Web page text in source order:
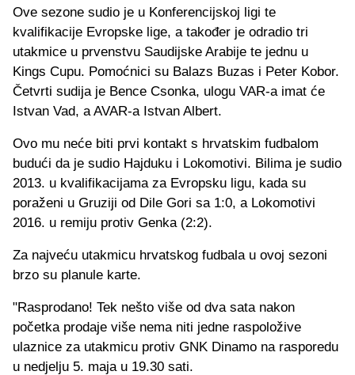
Ove sezone sudio je u Konferencijskoj ligi te
kvalifikacije Evropske lige, a također je odradio tri
utakmice u prvenstvu Saudijske Arabije te jednu u
Kings Cupu. Pomoćnici su Balazs Buzas i Peter Kobor.
Četvrti sudija je Bence Csonka, ulogu VAR-a imat će
Istvan Vad, a AVAR-a Istvan Albert.
Ovo mu neće biti prvi kontakt s hrvatskim fudbalom
budući da je sudio Hajduku i Lokomotivi. Bilima je sudio
2013. u kvalifikacijama za Evropsku ligu, kada su
poraženi u Gruziji od Dile Gori sa 1:0, a Lokomotivi
2016. u remiju protiv Genka (2:2).
Za najveću utakmicu hrvatskog fudbala u ovoj sezoni
brzo su planule karte.
"Rasprodano! Tek nešto više od dva sata nakon
početka prodaje više nema niti jedne raspoložive
ulaznice za utakmicu protiv GNK Dinamo na rasporedu
u nedjelju 5. maja u 19.30 sati.